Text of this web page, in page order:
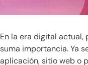
En la era digital
suma importancia. Ya
aplicación, sitio web o